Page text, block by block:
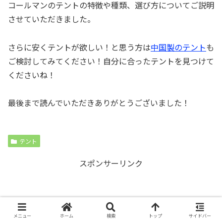
コールマンのテントの特徴や種類、選び方についてご説明
させていただきました。
さらに安くテントが欲しい！と思う方は中国製のテントも
ご検討してみてください！自分に合ったテントを見つけて
くださいね！
最後まで読んでいただきありがとうございました！
テント
スポンサーリンク
メニュー ホーム 検索 トップ サイドバー